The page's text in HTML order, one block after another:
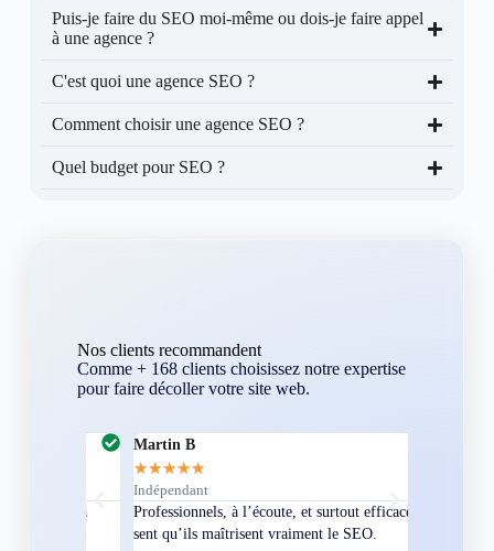
Puis-je faire du SEO moi-même ou dois-je faire appel
à une agence ?
C'est quoi une agence SEO ?
Comment choisir une agence SEO ?
Quel budget pour SEO ?
Nos clients recommandent
Comme + 168 clients choisissez notre expertise
pour faire décoller votre site web.
Martin B
★★
Indépendant
Professionnels, à l’écoute, et surtout efficaces. On
sent qu’ils maîtrisent vraiment le SEO.